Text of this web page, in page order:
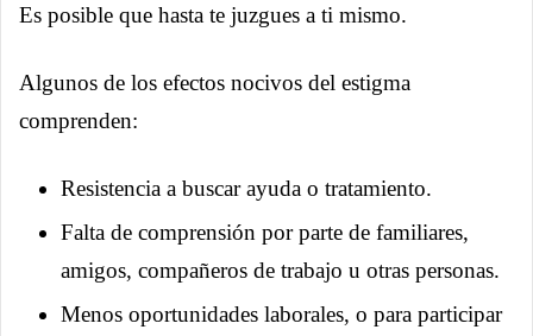
Es posible que hasta te juzgues a ti mismo.
Algunos de los efectos nocivos del estigma
comprenden:
Resistencia a buscar ayuda o tratamiento.
Falta de comprensión por parte de familiares,
amigos, compañeros de trabajo u otras personas.
Menos oportunidades laborales, o para participar